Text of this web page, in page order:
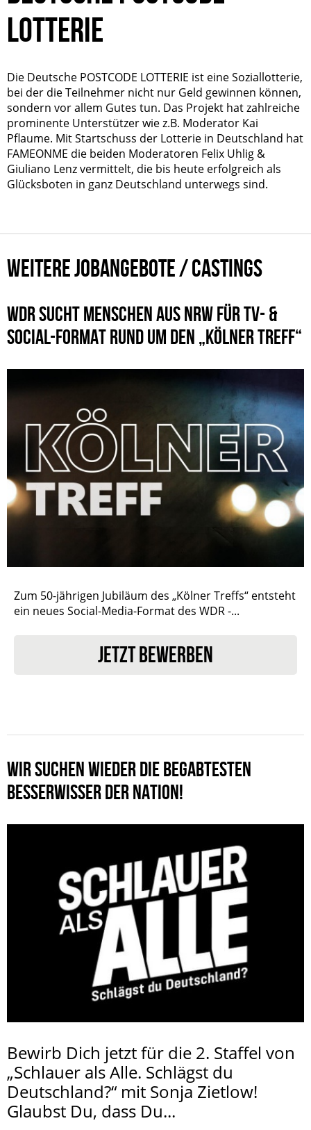
LOTTERIE
Die Deutsche POSTCODE LOTTERIE ist eine Soziallotterie,
bei der die Teilnehmer nicht nur Geld gewinnen können,
sondern vor allem Gutes tun. Das Projekt hat zahlreiche
prominente Unterstützer wie z.B. Moderator Kai
Pflaume. Mit Startschuss der Lotterie in Deutschland hat
FAMEONME die beiden Moderatoren Felix Uhlig &
Giuliano Lenz vermittelt, die bis heute erfolgreich als
Glücksboten in ganz Deutschland unterwegs sind.
WEITERE JOBANGEBOTE / CASTINGS
WDR SUCHT MENSCHEN AUS NRW FÜR TV- &
SOCIAL-FORMAT RUND UM DEN „KÖLNER TREFF“
Zum 50-jährigen Jubiläum des „Kölner Treffs“ entsteht
ein neues Social-Media-Format des WDR -...
JETZT BEWERBEN
WIR SUCHEN WIEDER DIE BEGABTESTEN
BESSERWISSER DER NATION!
Bewirb Dich jetzt für die 2. Staffel von
„Schlauer als Alle. Schlägst du
Deutschland?“ mit Sonja Zietlow!
Glaubst Du, dass Du...